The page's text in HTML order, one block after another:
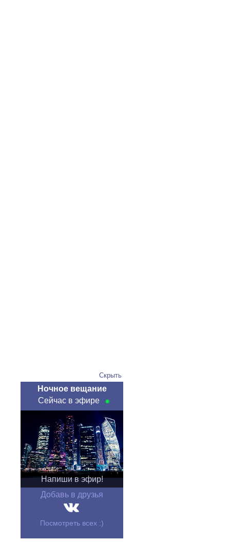
Скрыть
Ночное вещание
Сейчас в эфире
Напиши в эфир!
Добавь в друзья
Посмотреть всех :)